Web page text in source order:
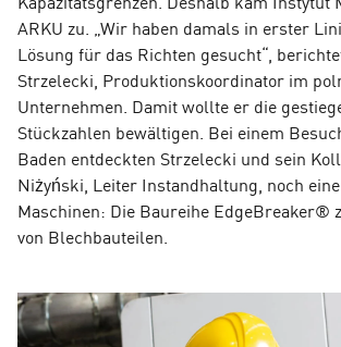
ARKU zu. „Wir haben damals in erster
Lösung für das Richten gesucht“,
Strzelecki, Produktionskoordinator im
Unternehmen. Damit wollte er die
Stückzahlen bewältigen. Bei einem
Baden entdeckten Strzelecki und sein
Niżyński, Leiter Instandhaltung, noch
Maschinen: Die Baureihe EdgeBreaker®
von Blechbauteilen.